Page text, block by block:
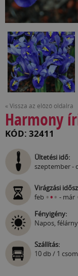
« Vissza az előző oldalra
Harmony
KÓD: 32411
Ültetési idő:
szeptember -
Virágzási
feb ••• - már
Fényigény:
Napos,
Szállítás:
10 db / 1